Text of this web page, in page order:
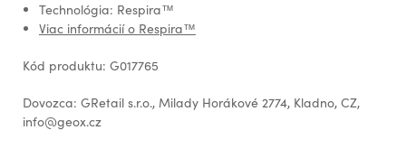
Technológia: Respira™
Viac informácií o Respira™
Kód produktu: G017765
Dovozca: GRetail s.r.o., Milady Horákové 2774, Kladno, CZ,
info@geox.cz